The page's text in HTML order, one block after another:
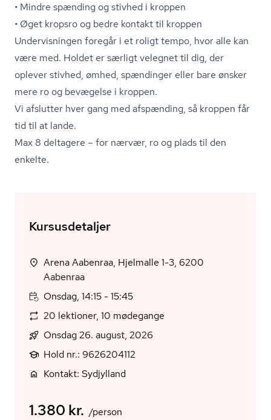
• Mindre spænding og stivhed i kroppen
• Øget kropsro og bedre kontakt til kroppen
Undervisningen foregår i et roligt tempo, hvor alle kan
være med. Holdet er særligt velegnet til dig, der
oplever stivhed, ømhed, spændinger eller bare ønsker
mere ro og bevægelse i kroppen.
Vi afslutter hver gang med afspænding, så kroppen får
tid til at lande.
Max 8 deltagere – for nærvær, ro og plads til den
enkelte.
Kursusdetaljer
Arena Aabenraa, Hjelmalle 1-3, 6200
Aabenraa
Onsdag, 14:15 - 15:45
20 lektioner, 10 mødegange
Onsdag 26. august, 2026
Hold nr.: 9626204112
Kontakt: Sydjylland
1.380 kr. /person